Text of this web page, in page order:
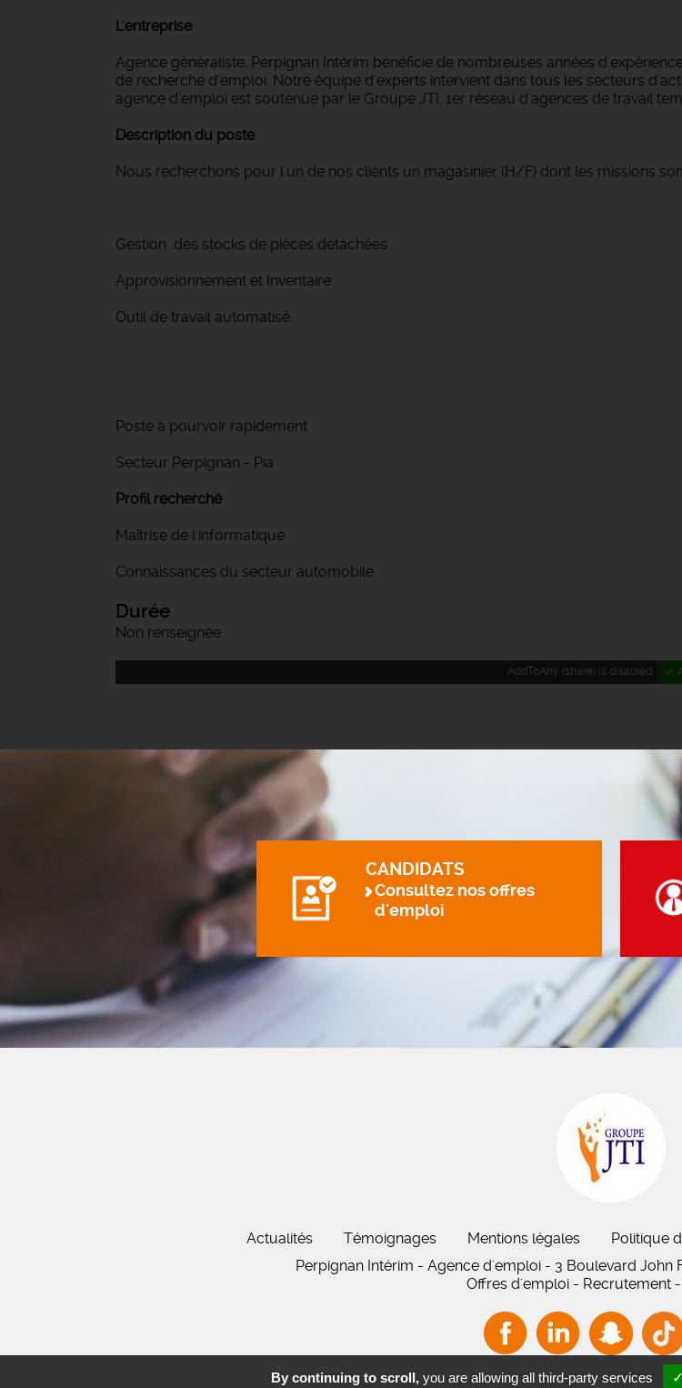
L'entreprise
Agence généraliste, Perpignan Intérim bénéficie de nombreuses années
de recherche d'emploi. Notre équipe d'experts intervient dans tous les secteurs
agence d'emploi est soutenue par le Groupe JTI, 1er réseau d'agences de travail
Description du poste
Nous recherchons pour l'un de nos clients un magasinier (H/F) dont les missions
Gestion des stocks de pièces détachées
Approvisionnement et Inventaire
Outil de travail automatisé
Poste à pourvoir rapidement
Secteur Perpignan - Pia
Profil recherché
Maîtrise de l'informatique
Connaissances du secteur automobile
Durée
Non renseignée
AddToAny (share) is disabled. ✓
CANDIDATS
Consultez nos offres
d'emploi
Actualités Témoignages Mentions légales Politique
Perpignan Intérim - Agence d'emploi - 3 Boulevard John
Offres d'emploi - Recrutement
By continuing to scroll, you are allowing all third-party services